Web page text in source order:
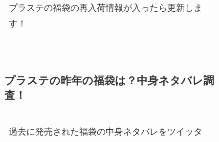
プラステの福袋の再入荷情報が入ったら更新しま
す！
プラステの昨年の福袋は？中身ネタバレ調
査！
過去に発売された福袋の中身ネタバレをツイッタ